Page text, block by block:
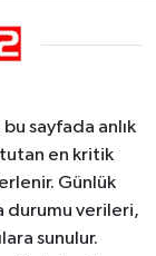
sayfada anlık
tutan en kritik
Günlük
durumu verileri,
sunulur.